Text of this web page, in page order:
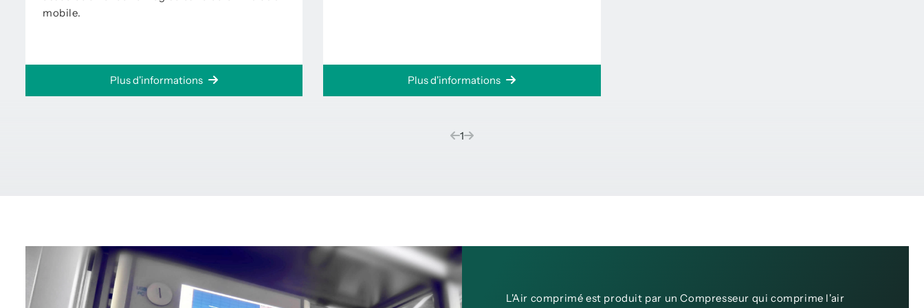
mobile.
Plus d'informations Plus d'informations
1(current)
L'Air comprimé est produit par un Compresseur qui comprime l'air